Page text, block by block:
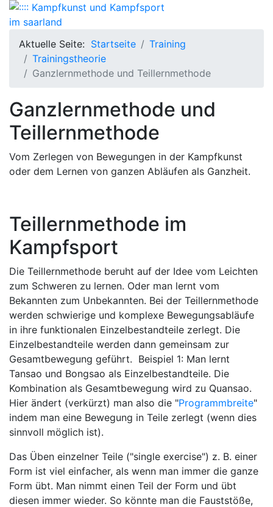
Aktuelle Seite: Startseite
Training
Trainingstheorie
Ganzlernmethode und Teillernmethode
Ganzlernmethode und
Teillernmethode
Vom Zerlegen von Bewegungen in der Kampfkunst
oder dem Lernen von ganzen Abläufen als Ganzheit.
Teillernmethode im
Kampfsport
Die Teillernmethode beruht auf der Idee vom Leichten
zum Schweren zu lernen. Oder man lernt vom
Bekannten zum Unbekannten. Bei der Teillernmethode
werden schwierige und komplexe Bewegungsabläufe
in ihre funktionalen Einzelbestandteile zerlegt. Die
Einzelbestandteile werden dann gemeinsam zur
Gesamtbewegung geführt. Beispiel 1: Man lernt
Tansao und Bongsao als Einzelbestandteile. Die
Kombination als Gesamtbewegung wird zu Quansao.
Hier ändert (verkürzt) man also die "Programmbreite"
indem man eine Bewegung in Teile zerlegt (wenn dies
sinnvoll möglich ist).
Das Üben einzelner Teile ("single exercise") z. B. einer
Form ist viel einfacher, als wenn man immer die ganze
Form übt. Man nimmt einen Teil der Form und übt
diesen immer wieder. So könnte man die Fauststöße,